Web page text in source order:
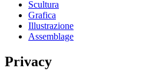
Scultura
Grafica
Illustrazione
Assemblage
Privacy